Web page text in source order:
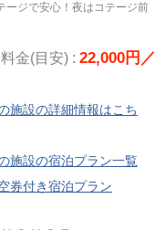
ージで安心！夜はコテージ前
金(目安) : 22,000円／
の施設の詳細情報はこち
施設の宿泊プラン一覧
券付き宿泊プラン